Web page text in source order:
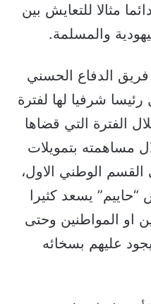
مثالا للتعايش بين
والمسلمة.
الدفاع الحسني
شرفيا لها لفترة
الفترة التي قضاها
مساهمته بتمويلات
الوطني الاول،
يسعد كثيرا
او المواطنين وحتى
عليهم بسخائه